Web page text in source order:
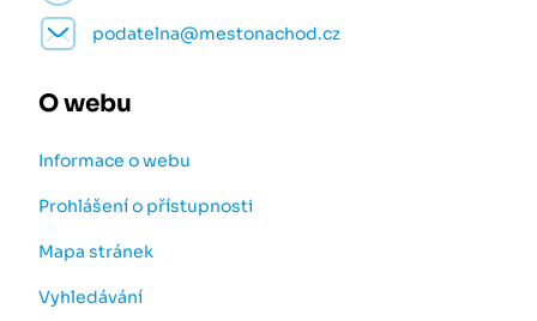
podatelna@mestonachod.cz
O webu
Informace o webu
Prohlášení o přístupnosti
Mapa stránek
Vyhledávání